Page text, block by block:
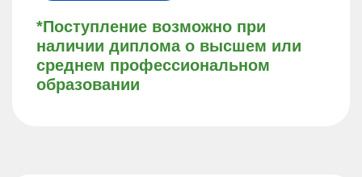
*Поступление возможно при
наличии диплома о высшем или
среднем профессиональном
образовании